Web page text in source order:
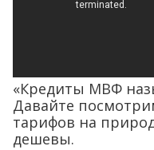
«Кредиты МВФ
Давайте
тарифов на
дешевы.